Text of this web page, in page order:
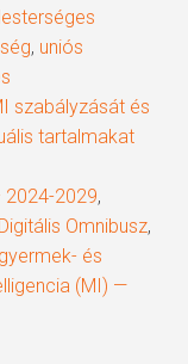
, uniós
szabályzását és
tartalmakat
2024-2029,
Omnibusz,
és
(MI) —